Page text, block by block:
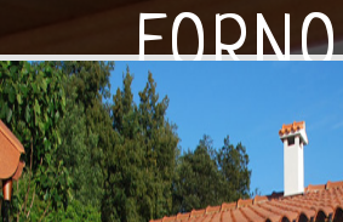
FORNO